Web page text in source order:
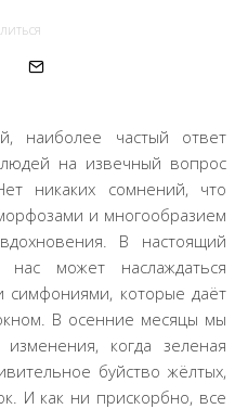
наиболее частый ответ
на извечный вопрос
никаких сомнений, что
и многообразием
В настоящий
может наслаждаться
которые даёт
В осенние месяцы мы
когда зеленая
буйство жёлтых,
И как ни прискорбно, все